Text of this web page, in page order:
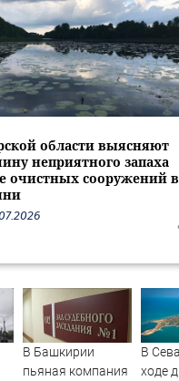
области выясняют
неприятного запаха
очистных сооружений в
В Башкирии
пьяная компания
В
ходе